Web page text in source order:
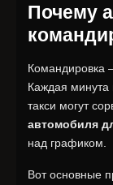
Почему
Командировка
Каждая минута
такси могут
автомобиля
над графиком.
Вот основные